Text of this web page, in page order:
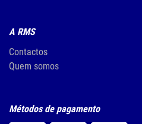
A RMS
Contactos
Quem somos
Métodos de pagamento